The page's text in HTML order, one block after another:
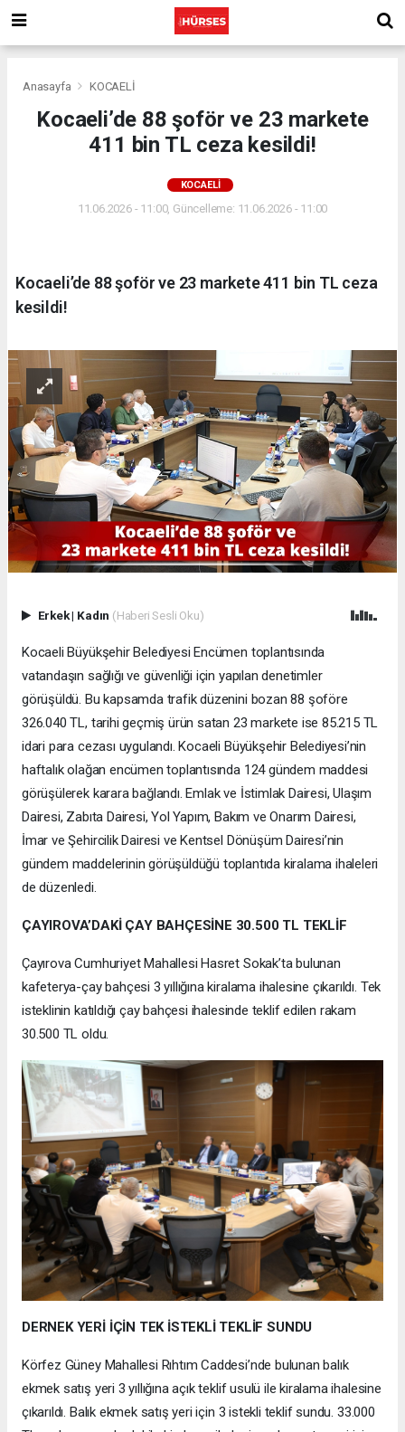
Anasayfa KOCAELİ
Kocaeli’de 88 şoför ve 23 markete
411 bin TL ceza kesildi!
KOCAELİ
11.06.2026 - 11:00, Güncelleme: 11.06.2026 - 11:00
Kocaeli’de 88 şoför ve 23 markete 411 bin TL ceza
kesildi!
Erkek| Kadın (Haberi Sesli Oku)
Kocaeli Büyükşehir Belediyesi Encümen toplantısında
vatandaşın sağlığı ve güvenliği için yapılan denetimler
görüşüldü. Bu kapsamda trafik düzenini bozan 88 şoföre
326.040 TL, tarihi geçmiş ürün satan 23 markete ise 85.215 TL
idari para cezası uygulandı. Kocaeli Büyükşehir Belediyesi’nin
haftalık olağan encümen toplantısında 124 gündem maddesi
görüşülerek karara bağlandı. Emlak ve İstimlak Dairesi, Ulaşım
Dairesi, Zabıta Dairesi, Yol Yapım, Bakım ve Onarım Dairesi,
İmar ve Şehircilik Dairesi ve Kentsel Dönüşüm Dairesi’nin
gündem maddelerinin görüşüldüğü toplantıda kiralama ihaleleri
de düzenledi.
ÇAYIROVA’DAKİ ÇAY BAHÇESİNE 30.500 TL TEKLİF
Çayırova Cumhuriyet Mahallesi Hasret Sokak’ta bulunan
kafeterya-çay bahçesi 3 yıllığına kiralama ihalesine çıkarıldı. Tek
isteklinin katıldığı çay bahçesi ihalesinde teklif edilen rakam
30.500 TL oldu.
DERNEK YERİ İÇİN TEK İSTEKLİ TEKLİF SUNDU
Körfez Güney Mahallesi Rıhtım Caddesi’nde bulunan balık
ekmek satış yeri 3 yıllığına açık teklif usulü ile kiralama ihalesine
çıkarıldı. Balık ekmek satış yeri için 3 istekli teklif sundu. 33.000